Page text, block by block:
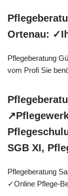
Ortenau:
Pflegeberatung
vom Profi Sie
SGB XI,
Pflegeberatung
✓Online Pflege-